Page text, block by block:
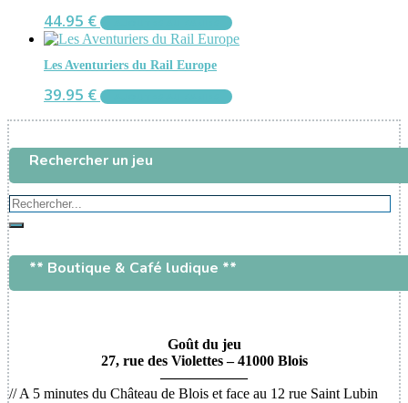
44.95 €
Les Aventuriers du Rail Europe
39.95 €
Rechercher un jeu
Rechercher...
Rechercher
** Boutique & Café ludique **
Goût du jeu
27, rue des Violettes – 41000 Blois
——————
// A 5 minutes du Château de Blois et face au 12 rue Saint Lubin